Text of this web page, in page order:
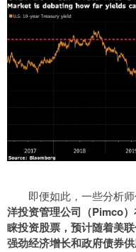
即便如此，一些分析
洋投资管理公司（Pimco
睐投资股票，预计随着美
强劲经济增长和政府债券供